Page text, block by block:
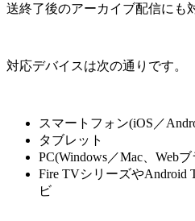
送終了後のアーカイブ配信にも
対応デバイスは次の通りです。
スマートフォン(iOS／
タブレット
PC(Windows／Mac、Web
Fire TVシリーズやAndroid
ビ